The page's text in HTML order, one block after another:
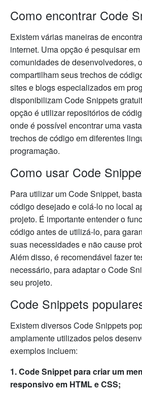
Como encontrar Code
Existem várias maneiras de
internet. Uma opção é pesquisar
comunidades de desenvolvedores,
compartilham seus trechos de
sites e blogs especializados em
disponibilizam Code Snippets
opção é utilizar repositórios de
onde é possível encontrar uma
trechos de código em diferentes
programação.
Como usar Code
Para utilizar um Code Snippet,
código desejado e colá-lo no local
projeto. É importante entender o
código antes de utilizá-lo, para
suas necessidades e não cause
Além disso, é recomendável fazer
necessário, para adaptar o Code
seu projeto.
Code Snippets
Existem diversos Code Snippets
amplamente utilizados pelos
exemplos incluem:
1. Code Snippet para criar um
responsivo em HTML e CSS;